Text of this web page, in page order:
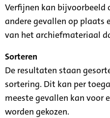
Verfijnen kan
andere gevallen op plaats
van het archiefmateriaal
Sorteren
De resultaten staan
sortering. Dit kan per
meeste gevallen kan voor
worden gekozen.